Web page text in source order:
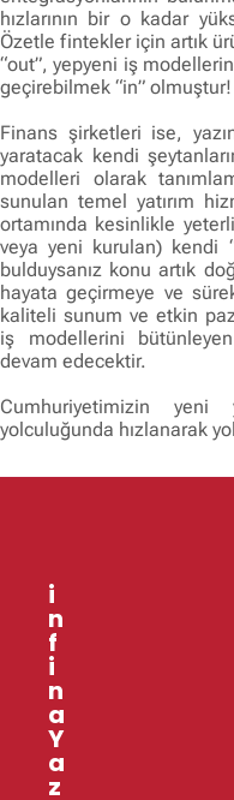
hızlarının bir o kadar
Özetle fintekler için artık
“out”, yepyeni iş
geçirebilmek “in” olmuştur!
Finans şirketleri ise,
yaratacak kendi
modelleri olarak
sunulan temel yatırım
ortamında kesinlikle
veya yeni kurulan) kendi
bulduysanız konu artık
hayata geçirmeye ve
kaliteli sunum ve etkin
iş modellerini
devam edecektir.
Cumhuriyetimizin yeni
yolculuğunda hızlanarak
i
n
f
i
n
a
Y
a
z